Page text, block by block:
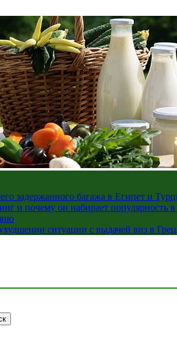
задержанного багажа в Египет и
и почему он набирает популярность
ситуации с выдачей виз в